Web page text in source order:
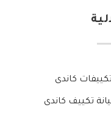
كاندى
تكييف كاندى